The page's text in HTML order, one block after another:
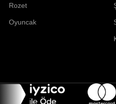
Rozet
Oyuncak